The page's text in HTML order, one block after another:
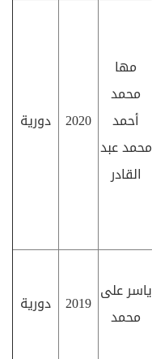
مها
محمد
أحمد
محمد عبد
القادر
2020 دورية
ياسر على
محمد
2019 دورية